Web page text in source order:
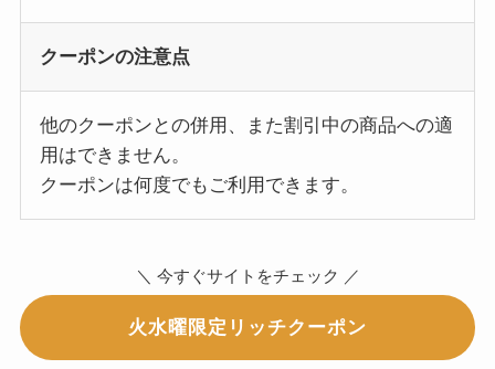
クーポンの注意点
他のクーポンとの併用、また割引中の商品への適
用はできません。
クーポンは何度でもご利用できます。
＼ 今すぐサイトをチェック ／
火水曜限定リッチクーポン